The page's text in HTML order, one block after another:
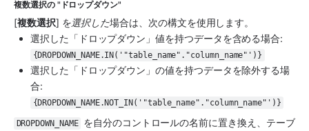
複数選択の "ドロップダウン"
[複数選択] を選択した場合は、次の構文を使用します。
{DROPDOWN_NAME.IN('"table_name"."column_name"')}
選択した「ドロップダウン」の値を持つデータを除外する場
{DROPDOWN_NAME.NOT_IN('"table_name"."column_name"')}
DROPDOWN_NAME
を自分のコントロールの名前に置き換え、テーブ